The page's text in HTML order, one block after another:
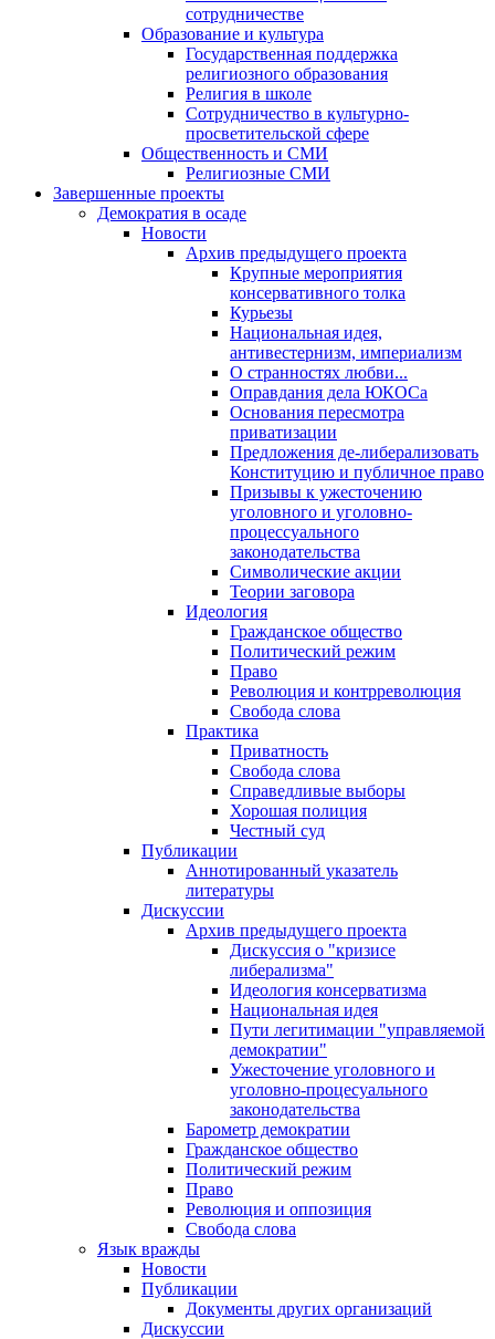
сотрудничестве
Образование и культура
Государственная поддержка
религиозного образования
Религия в школе
Сотрудничество в культурно-
просветительской сфере
Общественность и СМИ
Религиозные СМИ
Завершенные проекты
Демократия в осаде
Новости
Архив предыдущего проекта
Крупные мероприятия
консервативного толка
Курьезы
Национальная идея,
антивестернизм, империализм
О странностях любви...
Оправдания дела ЮКОСа
Основания пересмотра
приватизации
Предложения де-либерализовать
Конституцию и публичное право
Призывы к ужесточению
уголовного и уголовно-
процессуального
законодательства
Символические акции
Теории заговора
Идеология
Гражданское общество
Политический режим
Право
Революция и контрреволюция
Свобода слова
Практика
Приватность
Свобода слова
Справедливые выборы
Хорошая полиция
Честный суд
Публикации
Аннотированный указатель
литературы
Дискуссии
Архив предыдущего проекта
Дискуссия о "кризисе
либерализма"
Идеология консерватизма
Национальная идея
Пути легитимации "управляемой
демократии"
Ужесточение уголовного и
уголовно-процесуального
законодательства
Барометр демократии
Гражданское общество
Политический режим
Право
Революция и оппозиция
Свобода слова
Язык вражды
Новости
Публикации
Документы других организаций
Дискуссии